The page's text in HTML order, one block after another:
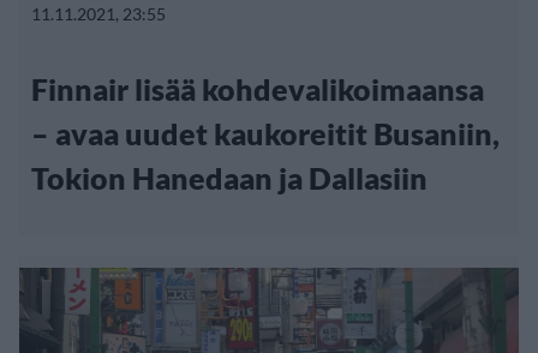
11.11.2021, 23:55
Finnair lisää kohdevalikoimaansa
– avaa uudet kaukoreitit Busaniin,
Tokion Hanedaan ja Dallasiin